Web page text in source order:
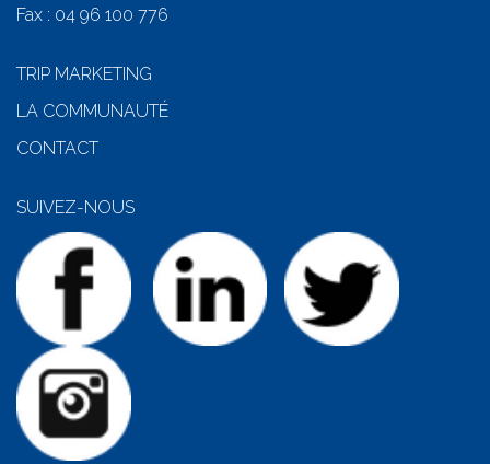
Fax : 04 96 100 776
TRIP MARKETING
LA COMMUNAUTÉ
CONTACT
SUIVEZ-NOUS